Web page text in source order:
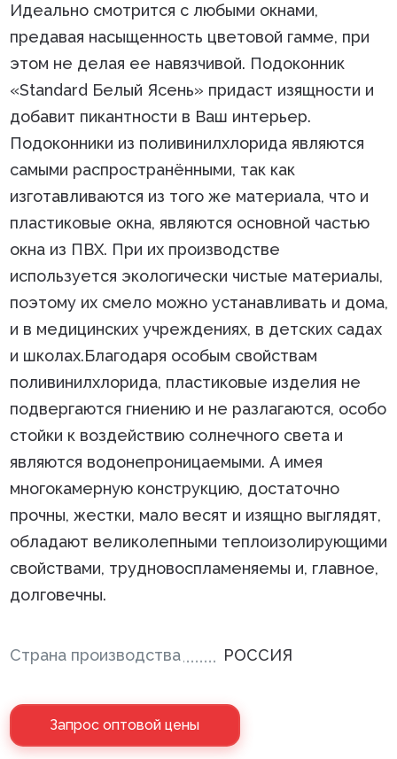
Идеально смотрится с любыми окнами,
предавая насыщенность цветовой гамме, при
этом не делая ее навязчивой. Подоконник
«Standard Белый Ясень» придаст изящности и
добавит пикантности в Ваш интерьер.
Подоконники из поливинилхлорида являются
самыми распространёнными, так как
изготавливаются из того же материала, что и
пластиковые окна, являются основной частью
окна из ПВХ. При их производстве
используется экологически чистые материалы,
поэтому их смело можно устанавливать и дома,
и в медицинских учреждениях, в детских садах
и школах.Благодаря особым свойствам
поливинилхлорида, пластиковые изделия не
подвергаются гниению и не разлагаются, особо
стойки к воздействию солнечного света и
являются водонепроницаемыми. А имея
многокамерную конструкцию, достаточно
прочны, жестки, мало весят и изящно выглядят,
обладают великолепными теплоизолирующими
свойствами, трудновоспламеняемы и, главное,
долговечны.
Страна производства РОССИЯ
Запрос оптовой цены